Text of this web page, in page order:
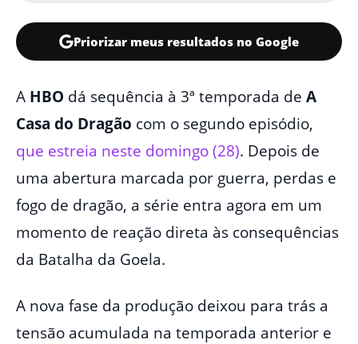
Priorizar meus resultados no Google
A HBO dá sequência à 3ª temporada de A
Casa do Dragão com o segundo episódio,
que estreia neste domingo (28). Depois de
uma abertura marcada por guerra, perdas e
fogo de dragão, a série entra agora em um
momento de reação direta às consequências
da Batalha da Goela.
A nova fase da produção deixou para trás a
tensão acumulada na temporada anterior e